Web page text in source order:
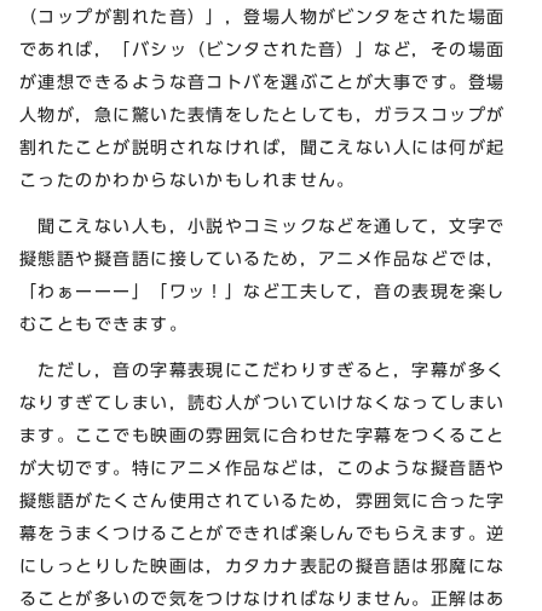
（コップが割れた音）」，登場人物がビンタをされた場面
であれば，「バシッ（ビンタされた音）」など，その場面
が連想できるような音コトバを選ぶことが大事です。登場
人物が，急に驚いた表情をしたとしても，ガラスコップが
割れたことが説明されなければ，聞こえない人には何が起
こったのかわからないかもしれません。
聞こえない人も，小説やコミックなどを通して，文字で
擬態語や擬音語に接しているため，アニメ作品などでは，
「わぁーーー」「ワッ！」など工夫して，音の表現を楽し
むこともできます。
ただし，音の字幕表現にこだわりすぎると，字幕が多く
なりすぎてしまい，読む人がついていけなくなってしまい
ます。ここでも映画の雰囲気に合わせた字幕をつくること
が大切です。特にアニメ作品などは，このような擬音語や
擬態語がたくさん使用されているため，雰囲気に合った字
幕をうまくつけることができれば楽しんでもらえます。逆
にしっとりした映画は，カタカナ表記の擬音語は邪魔にな
ることが多いので気をつけなければなりません。正解はあ